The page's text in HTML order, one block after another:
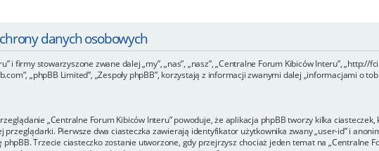
danych osobowych
i firmy stowarzyszone zwane dalej „my”, „nas”, „nasz”, „Centralne Forum Kibiców Interu”, „http://
„phpBB Limited”, „Zespoły phpBB”, korzystają z informacji zwanymi dalej „informacjami o
„Centralne Forum Kibiców Interu” powoduje, że aplikacja phpBB tworzy kilka ciasteczek,
Pierwsze dwa ciasteczka zawierają identyfikator użytkownika zwany „user-id” i
Trzecie ciasteczko zostanie utworzone, gdy przejrzysz chociaż jeden temat na „Centralne